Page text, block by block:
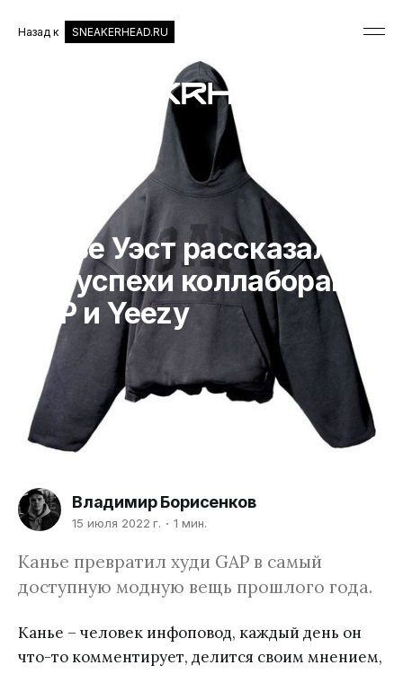
Назад к SNEAKERHEAD.RU
Канье Уэст рассказал
про успехи коллаборации
GAP и Yeezy
Владимир Борисенков
15 июля 2022 г. 1 мин.
Канье превратил худи GAP в самый
доступную модную вещь прошлого года.
Канье – человек инфоповод, каждый день он
что-то комментирует, делится своим мнением,